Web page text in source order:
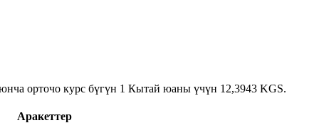
орточо курс бүгүн 1 Кытай юаны үчүн 12,3943 KGS.
Аракеттер